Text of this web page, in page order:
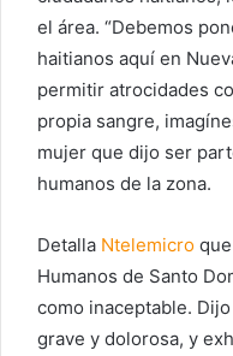
el área. “Debemos
haitianos aquí en
permitir atrocidades
propia sangre,
mujer que dijo ser
humanos de la zona.
Detalla Ntelemicro
Humanos de Santo
como inaceptable.
grave y dolorosa, y